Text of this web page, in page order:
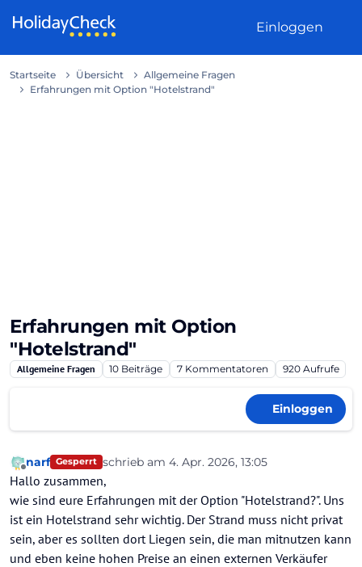
Einloggen
Startseite Übersicht
Allgemeine Fragen
Erfahrungen mit Option "Hotelstrand"
Erfahrungen mit Option
"Hotelstrand"
Allgemeine Fragen 10 Beiträge 7 Kommentatoren 920 Aufrufe
Einloggen
Offline
narf Gesperrt schrieb am 4. Apr. 2026, 13:05
zuletzt editiert von
Hallo zusammen,
wie sind eure Erfahrungen mit der Option "Hotelstrand?". Uns
ist ein Hotelstrand sehr wichtig. Der Strand muss nicht privat
sein, aber es sollten dort Liegen sein, die man mitnutzen kann
und eben keine hohen Preise an einen externen Verkäufer